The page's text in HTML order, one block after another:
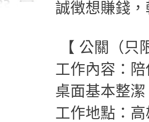
誠徴想賺錢
【 公關（只
工作內容：
桌面基本整潔
工作地點：